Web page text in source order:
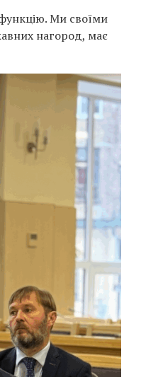
Ми своїми
нагород, має